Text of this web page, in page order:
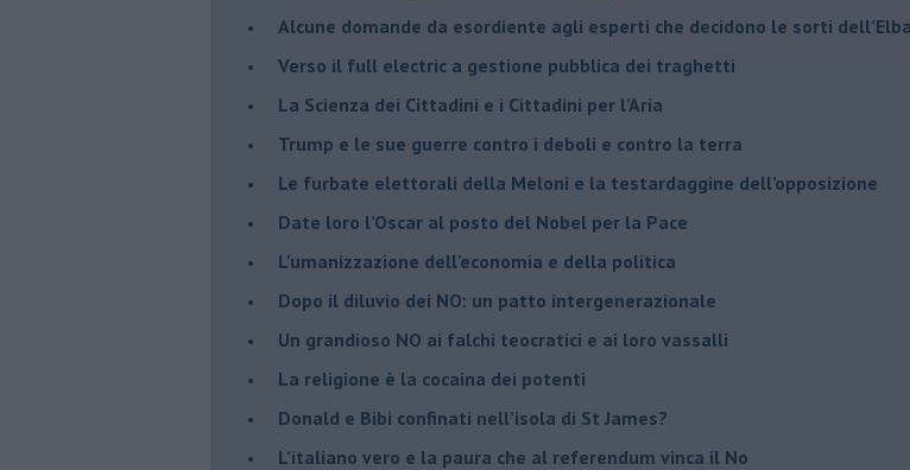
Alcune domande da esordiente agli esperti che decidono le sorti dell’Elba
Verso il full electric a gestione pubblica dei traghetti​
​La Scienza dei Cittadini e i Cittadini per l’Aria
Trump e le sue guerre contro i deboli e contro la terra
​Le furbate elettorali della Meloni e la testardaggine dell’opposizione
​Date loro l’Oscar al posto del Nobel per la Pace
L'umanizzazione dell'economia e della politica
​Dopo il diluvio dei NO: un patto intergenerazionale
​Un grandioso NO ai falchi teocratici e ai loro vassalli
La religione è la cocaina dei potenti
Donald e Bibi confinati nell’isola di St James?
L’italiano vero e la paura che al referendum vinca il No